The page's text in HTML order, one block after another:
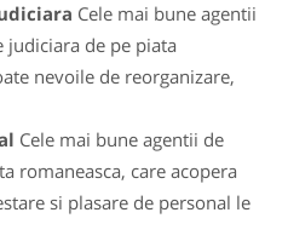
Cele mai bune agentii
judiciara de pe piata
nevoile de reorganizare,
Cele mai bune agentii de
romaneasca, care acopera
si plasare de personal le